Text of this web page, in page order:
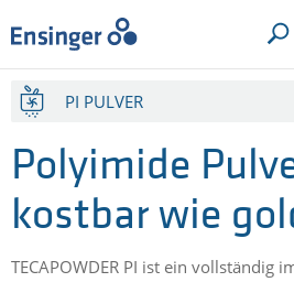
IHRE ANFRAGE
home_logo_aria
Wie
können
Ihnen
helfen?
PI PULVER
Polyimide
kostbar wie
TECAPOWDER PI ist ein vollständig